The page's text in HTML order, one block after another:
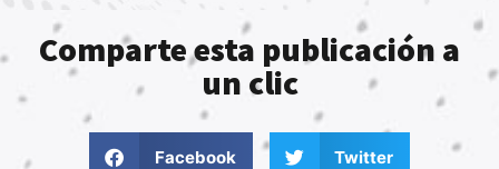
Comparte esta publicación a
un clic
Facebook Twitter